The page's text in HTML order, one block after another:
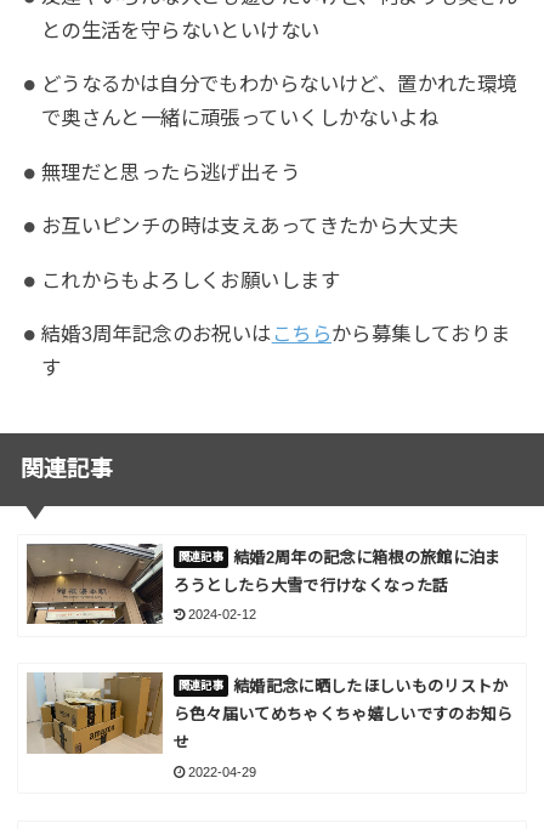
との生活を守らないといけない
どうなるかは自分でもわからないけど、置かれた環境
で奥さんと一緒に頑張っていくしかないよね
無理だと思ったら逃げ出そう
お互いピンチの時は支えあってきたから大丈夫
これからもよろしくお願いします
結婚3周年記念のお祝いは こちらから募集しておりま
す
関連記事
結婚2周年の記念に箱根の旅館に泊ま
ろうとしたら大雪で行けなくなった話
2024-02-12
結婚記念に晒したほしいものリストか
ら色々届いてめちゃくちゃ嬉しいですのお知ら
せ
2022-04-29